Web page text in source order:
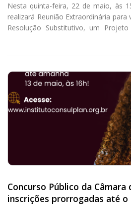
Nesta quinta-feira, 22 de maio, às
realizará Reunião Extraordinária
Resolução Substitutivo, um
Concurso Público da
inscrições prorrogadas até o